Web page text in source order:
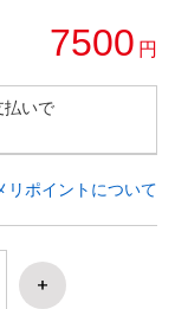
7500 円
払いで
リポイントについて